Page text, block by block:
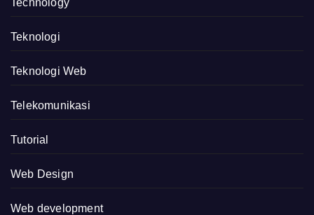
Technology
Teknologi
Teknologi Web
Telekomunikasi
Tutorial
Web Design
Web development